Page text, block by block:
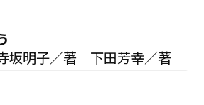
坂明子／著 下田芳幸／著